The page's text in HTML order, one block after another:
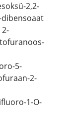
2,2-
5-
2-
1-O-